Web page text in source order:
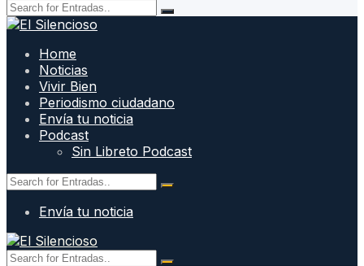
Home
Noticias
Vivir Bien
Periodismo ciudadano
Envía tu noticia
Podcast
Sin Libreto Podcast
Envía tu noticia